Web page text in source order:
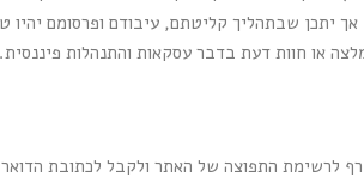
שבתהליך קליטתם, עיבודם ופרסומם יהיו
או חוות דעת בדבר עסקאות והתנהלות פיננסית.
לרשימת התפוצה של האתר ולקבל לכתובת